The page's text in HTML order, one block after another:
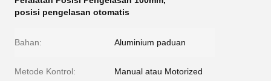
posisi pengelasan otomatis
Bahan: Aluminium paduan
Metode Kontrol: Manual atau Motorized